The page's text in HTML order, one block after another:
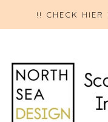
!! CHECK HIER